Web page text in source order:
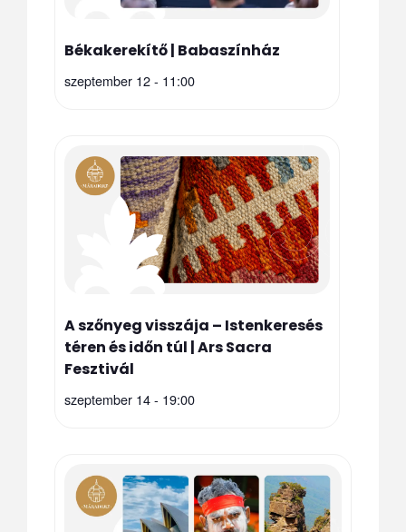
Békakerekítő | Babaszínház
szeptember 12 - 11:00
A szőnyeg visszája – Istenkeresés
téren és időn túl | Ars Sacra
Fesztivál
szeptember 14 - 19:00